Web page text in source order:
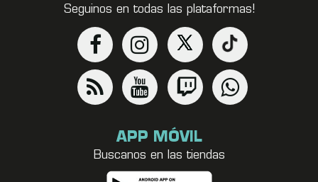
Seguinos en todas las plataformas!
APP MÓVIL
Buscanos en las tiendas